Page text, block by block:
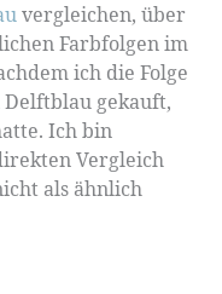
vergleichen, über
Farbfolgen im
ich die Folge
gekauft,
Ich bin
Vergleich
als ähnlich